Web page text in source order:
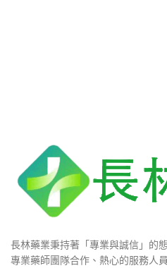
長林藥業秉持著「專業與誠信」的
專業藥師團隊合作、熱心的服務人